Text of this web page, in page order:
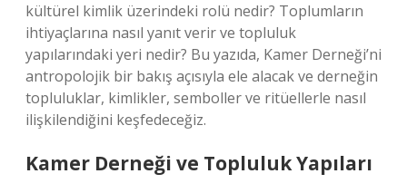
kültürel kimlik üzerindeki rolü nedir? Toplumların
ihtiyaçlarına nasıl yanıt verir ve topluluk
yapılarındaki yeri nedir? Bu yazıda, Kamer Derneği’ni
antropolojik bir bakış açısıyla ele alacak ve derneğin
topluluklar, kimlikler, semboller ve ritüellerle nasıl
ilişkilendiğini keşfedeceğiz.
Kamer Derneği ve Topluluk Yapıları